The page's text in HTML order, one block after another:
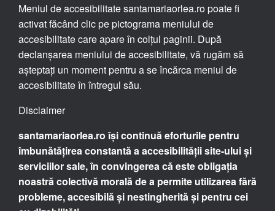
Meniul de accesibilitate santamariaorlea.ro poate fi
activat făcând clic pe pictograma meniului de
accesibilitate care apare în colțul paginii. După
declanșarea meniului de accesibilitate, vă rugăm să
așteptați un moment pentru a se încărca meniul de
accesibilitate în întregul său.
Disclaimer
santamariaorlea.ro își continuă eforturile pentru
îmbunătățirea constantă a accesibilității site-ului și
serviciilor sale, în convingerea că este obligația
noastră colectivă morală de a permite utilizarea fără
probleme, accesibilă și nestingherită și pentru cei